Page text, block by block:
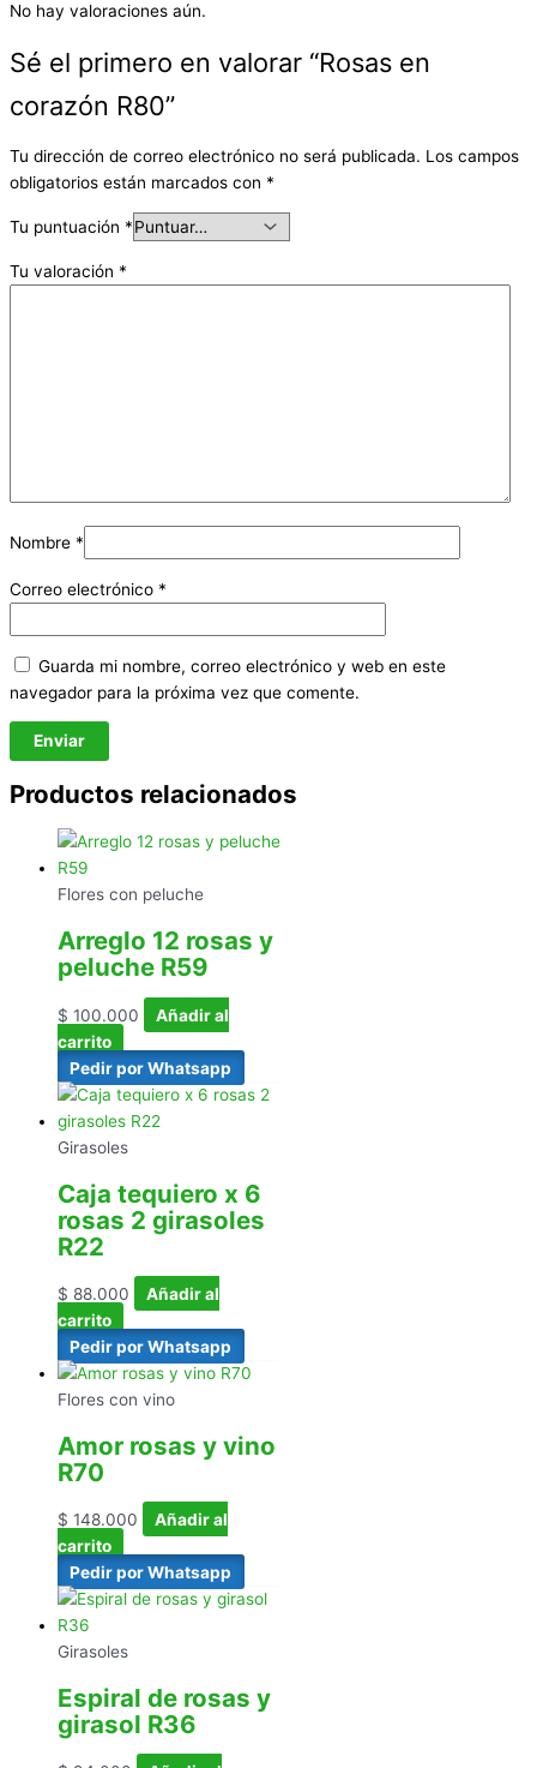
No hay valoraciones aún.
Sé el primero en valorar “Rosas en
corazón R80”
Tu dirección de correo electrónico no será publicada. Los campos
obligatorios están marcados con *
Tu puntuación *
Tu valoración *
Nombre *
Correo electrónico *
Guarda mi nombre, correo electrónico y web en este
navegador para la próxima vez que comente.
Productos relacionados
Flores con peluche
Arreglo 12 rosas y
peluche R59
$ 100.000
Añadir al
carrito
Pedir por Whatsapp
Girasoles
Caja tequiero x 6
rosas 2 girasoles
R22
$ 88.000
Añadir al
carrito
Pedir por Whatsapp
Flores con vino
Amor rosas y vino
R70
$ 148.000
Añadir al
carrito
Pedir por Whatsapp
Girasoles
Espiral de rosas y
girasol R36